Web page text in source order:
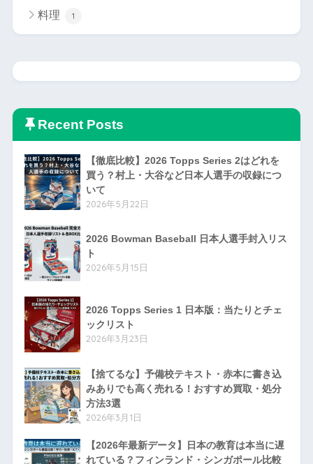
料理 1
Recent Posts
買う？村上・大谷など日本人選手の収録につ
いて
2026年5月22日
ト
2026年5月15日